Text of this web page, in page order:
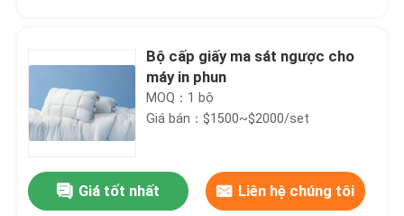
Bộ cấp giấy ma sát ngược cho
máy in phun
MOQ：1 bộ
Giá bán：$1500~$2000/set
Giá tốt nhất Liên hệ chúng tôi